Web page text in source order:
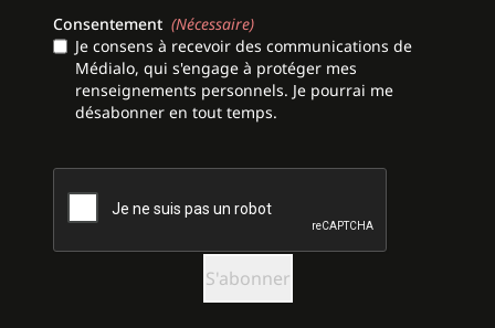
Consentement (Nécessaire)
Je consens à recevoir des communications de
Médialo, qui s'engage à protéger mes
renseignements personnels. Je pourrai me
désabonner en tout temps.